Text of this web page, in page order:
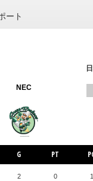
ート
NEC
G PT
2 0 1